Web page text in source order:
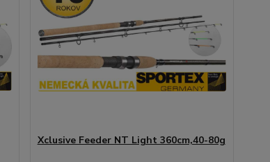
Xclusive Feeder NT Light 360cm,40-80g